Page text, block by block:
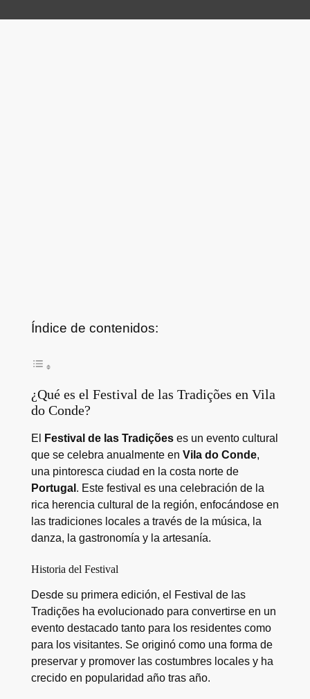
Índice de contenidos:
¿Qué es el Festival de las Tradições en Vila
do Conde?
El Festival de las Tradiçõeses un evento cultural
que se celebra anualmente en Vila do Conde,
una pintoresca ciudad en la costa norte de
Portugal . Este festival es una celebración de la
rica herencia cultural de la región, enfocándose en
las tradiciones locales a través de la música, la
danza, la gastronomía y la artesanía.
Historia del Festival
Desde su primera edición, el Festival de las
Tradições ha evolucionado para convertirse en un
evento destacado tanto para los residentes como
para los visitantes. Se originó como una forma de
preservar y promover las costumbres locales y ha
crecido en popularidad año tras año.